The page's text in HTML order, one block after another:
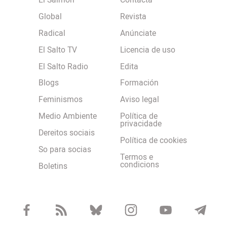
Global
Radical
El Salto TV
El Salto Radio
Blogs
Feminismos
Medio Ambiente
Dereitos sociais
So para socias
Boletins
Revista
Anúnciate
Licencia de uso
Edita
Formación
Aviso legal
Política de
privacidade
Política de cookies
Termos e
condicions